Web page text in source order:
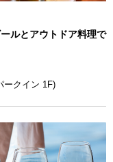
ルとアウトドア料理で
ークイン 1F)